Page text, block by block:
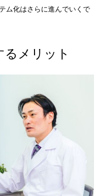
ム化はさらに進んでいくで
メリット